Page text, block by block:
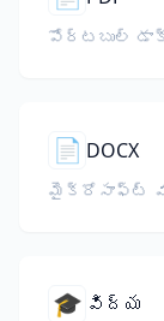
పోర్టబుల్
📄 DOCX
మైక్రోసాఫ్ట్
🎓 విద్య